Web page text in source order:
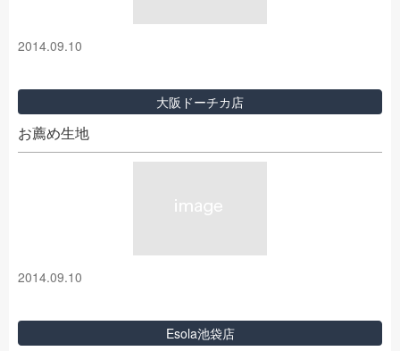
2014.09.10
大阪ドーチカ店
お薦め生地
2014.09.10
Esola池袋店